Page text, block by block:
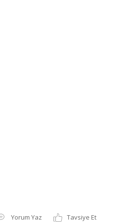
Yorum Yaz
Tavsiye Et